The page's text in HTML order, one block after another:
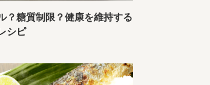
？糖質制限？健康を維持する
シピ